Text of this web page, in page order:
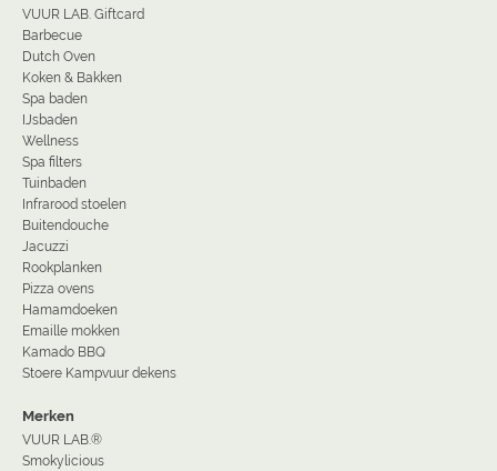
VUUR LAB. Giftcard
Barbecue
Dutch Oven
Koken & Bakken
Spa baden
IJsbaden
Wellness
Spa filters
Tuinbaden
Infrarood stoelen
Buitendouche
Jacuzzi
Rookplanken
Pizza ovens
Hamamdoeken
Emaille mokken
Kamado BBQ
Stoere Kampvuur dekens
Merken
VUUR LAB.®
Smokylicious